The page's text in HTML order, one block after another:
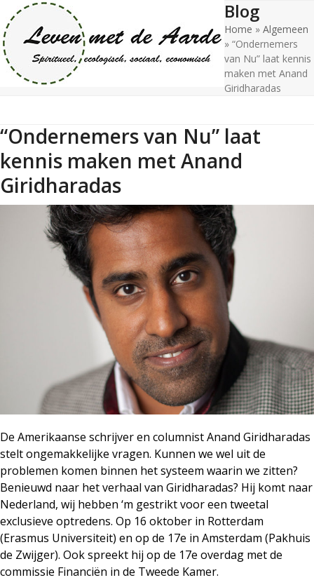
Skip
to
content
Open
mobile
menu
Close
mobile
menu
Blog
Home » Algemeen
» “Ondernemers
van Nu” laat kennis
maken met Anand
Giridharadas
“Ondernemers van Nu” laat
kennis maken met Anand
Giridharadas
De Amerikaanse schrijver en columnist Anand Giridharadas
stelt ongemakkelijke vragen. Kunnen we wel uit de
problemen komen binnen het systeem waarin we zitten?
Benieuwd naar het verhaal van Giridharadas? Hij komt naar
Nederland, wij hebben ‘m gestrikt voor een tweetal
exclusieve optredens. Op 16 oktober in Rotterdam
(Erasmus Universiteit) en op de 17e in Amsterdam (Pakhuis
de Zwijger). Ook spreekt hij op de 17e overdag met de
commissie Financiën in de Tweede Kamer.